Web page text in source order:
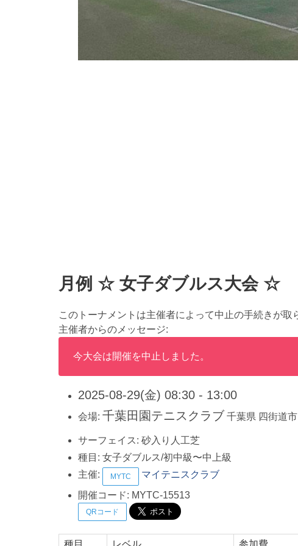
月例 ☆ 女子ダブルス大会 ☆
このトーナメントは主催者によって中止の手続きが取
主催者からのメッセージ:
今大会は開催を中止しました。
2025-08-29(金) 08:30 - 13:00
会場: 千葉田園テニスクラブ 千葉県 四街道市
サーフェイス: 砂入り人工芝
種目: 女子ダブルス/初中級〜中上級
主催:
MYTC
マイテニスクラブ
開催コード: MYTC-15513
QRコード